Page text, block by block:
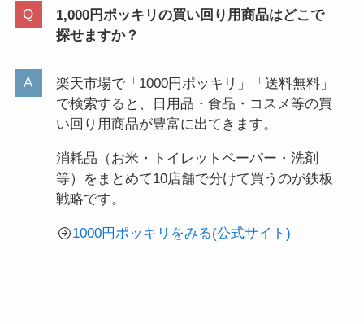
1,000円ポッキリの買い回り用商品はどこで
探せますか？
楽天市場で「1000円ポッキリ」「送料無料」
で検索すると、日用品・食品・コスメ等の買
い回り用商品が豊富に出てきます。
消耗品（お米・トイレットペーパー・洗剤
等）をまとめて10店舗で分けて買うのが鉄板
戦略です。
1000円ポッキリをみる(公式サイト)